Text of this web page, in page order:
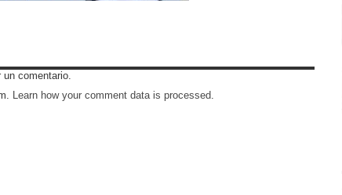
comentario.
Learn how your comment data is processed.